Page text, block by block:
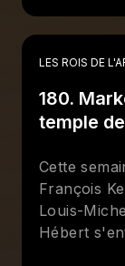
LES ROIS DE
180.
temple
Cette
François
Louis-
Hébert